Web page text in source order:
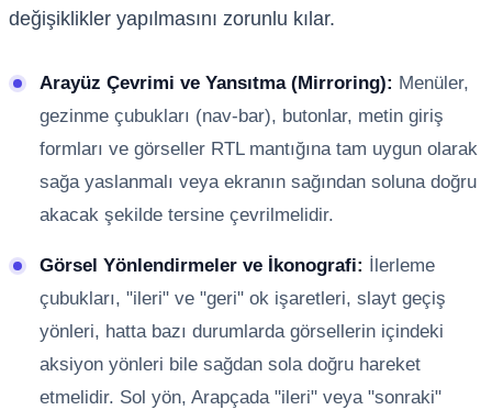
değişiklikler yapılmasını zorunlu kılar.
Arayüz Çevrimi ve Yansıtma (Mirroring): Menüler,
gezinme çubukları (nav-bar), butonlar, metin giriş
formları ve görseller RTL mantığına tam uygun olarak
sağa yaslanmalı veya ekranın sağından soluna doğru
akacak şekilde tersine çevrilmelidir.
Görsel Yönlendirmeler ve İkonografi:
İlerleme
çubukları, "ileri" ve "geri" ok işaretleri, slayt geçiş
yönleri, hatta bazı durumlarda görsellerin içindeki
aksiyon yönleri bile sağdan sola doğru hareket
etmelidir. Sol yön, Arapçada "ileri" veya "sonraki"